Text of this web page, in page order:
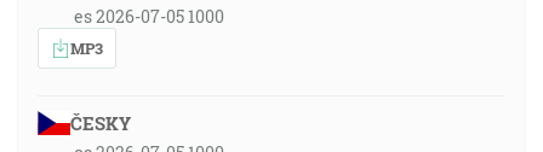
es 2026-07-05 1000
MP3
ČESKY